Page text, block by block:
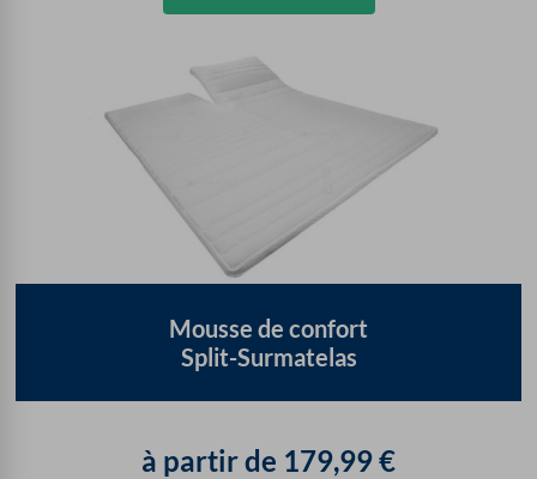
Mousse de confort
Split-Surmatelas
à partir de 179,99€